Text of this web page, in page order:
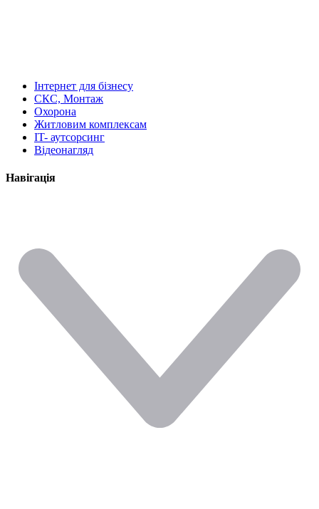
Інтернет для бізнесу
СКС, Монтаж
Охорона
Житловим комплексам
IT- аутсорсинг
Відеонагляд
Навігація